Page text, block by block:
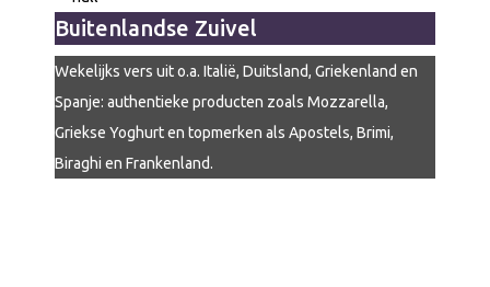
Buitenlandse Zuivel
Wekelijks vers uit o.a. Italië, Duitsland, Griekenland en
Spanje: authentieke producten zoals Mozzarella,
Griekse Yoghurt en topmerken als Apostels, Brimi,
Biraghi en Frankenland.